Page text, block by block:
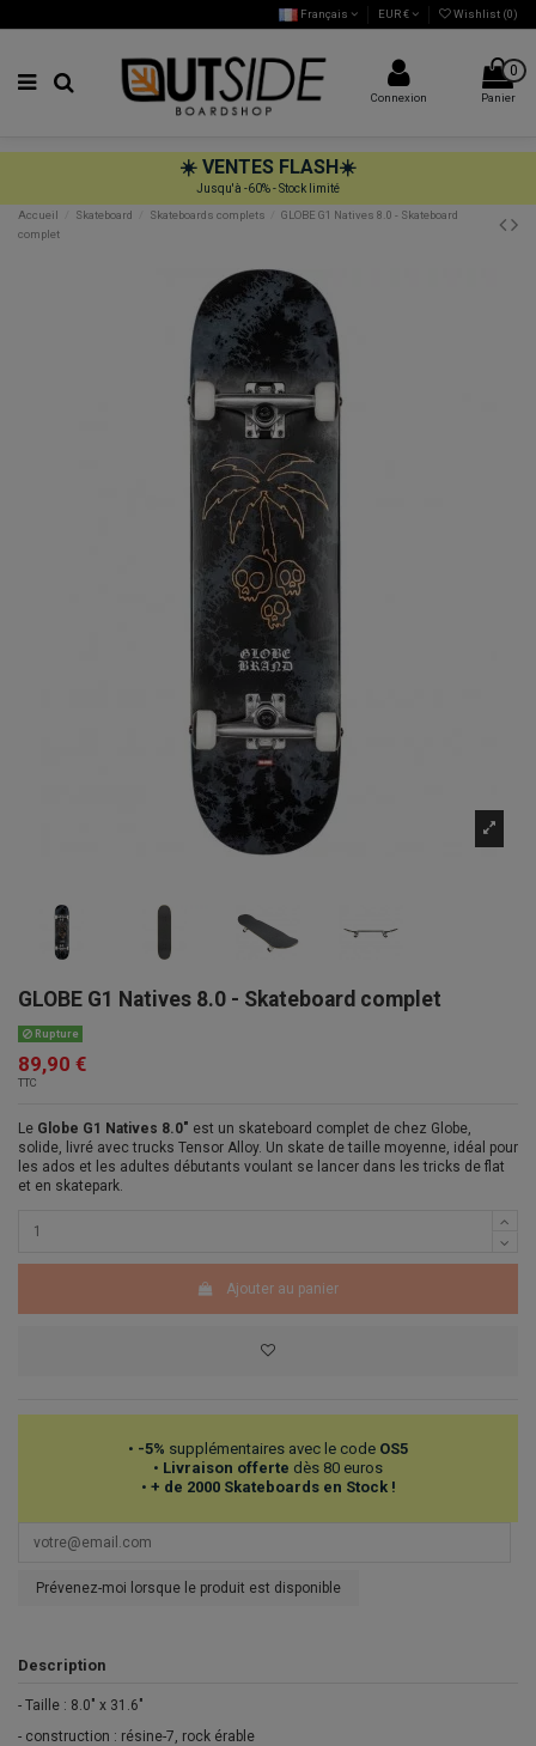
Français EUR € Wishlist (0)
Connexion
0
Panier
☀️ VENTES FLASH☀️
Jusqu'à -60% - Stock limité
Accueil
Skateboard Skateboards complets
GLOBE G1 Natives 8.0 - Skateboard
complet
GLOBE G1 Natives 8.0 - Skateboard complet
Rupture
89,90 €
TTC
Le Globe G1 Natives 8.0" est un skateboard complet de chez Globe,
solide, livré avec trucks Tensor Alloy. Un skate de taille moyenne, idéal pour
les ados et les adultes débutants voulant se lancer dans les tricks de flat
et en skatepark.
Ajouter au panier
• -5% supplémentaires avec le code OS5
• Livraison offerte dès 80 euros
• + de 2000 Skateboards en Stock !
Prévenez-moi lorsque le produit est disponible
Description
- Taille : 8.0" x 31.6"
- construction : résine-7, rock érable